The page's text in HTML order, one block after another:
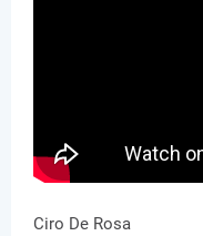
Ciro De Rosa